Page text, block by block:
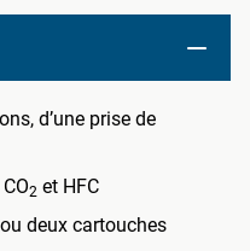
d’une prise de
2 et HFC
deux cartouches